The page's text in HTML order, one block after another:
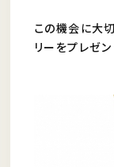
この機会に大
リーをプレゼ